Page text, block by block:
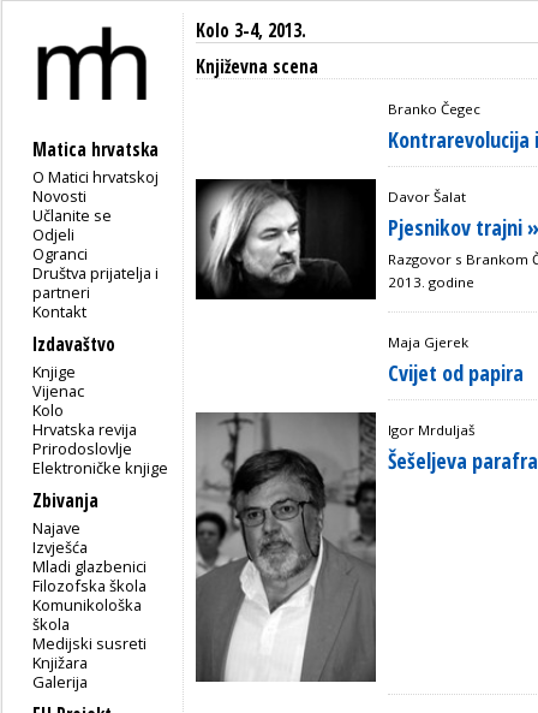
Matica hrvatska
O Matici hrvatskoj
Novosti
Učlanite se
Odjeli
Ogranci
Društva prijatelja i
partneri
Kontakt
Izdavaštvo
Knjige
Vijenac
Kolo
Hrvatska revija
Prirodoslovlje
Elektroničke knjige
Zbivanja
Najave
Izvješća
Mladi glazbenici
Filozofska škola
Komunikološka
škola
Medijski susreti
Knjižara
Galerija
Kolo 3-4, 2013.
Književna scena
Branko Čegec
Kontrarevolucija
Davor Šalat
Pjesnikov trajni
Razgovor s Brankom
2013. godine
Maja Gjerek
Cvijet od papira
Igor Mrduljaš
Šešeljeva